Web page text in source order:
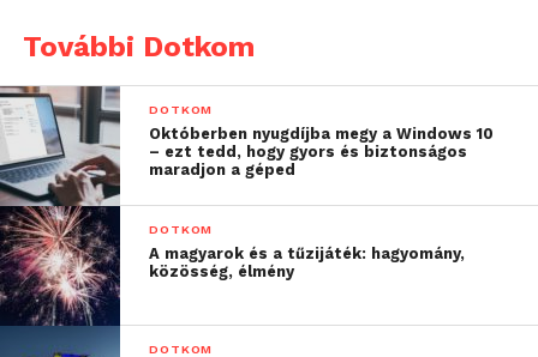
További Dotkom
DOTKOM
Októberben nyugdíjba megy a Windows 10
– ezt tedd, hogy gyors és biztonságos
maradjon a géped
DOTKOM
A magyarok és a tűzijáték: hagyomány,
közösség, élmény
DOTKOM